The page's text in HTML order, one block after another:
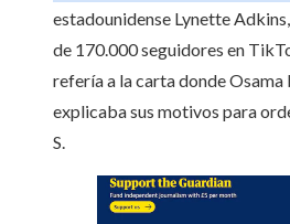
estadounidense Lynette
de 170.000 seguidores en
refería a la carta donde Osama
explicaba sus motivos para
S.